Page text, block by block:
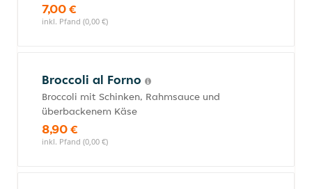
7,00 €
inkl. Pfand (0,00 €)
Broccoli al Forno
Broccoli mit Schinken, Rahmsauce und
überbackenem Käse
8,90 €
inkl. Pfand (0,00 €)